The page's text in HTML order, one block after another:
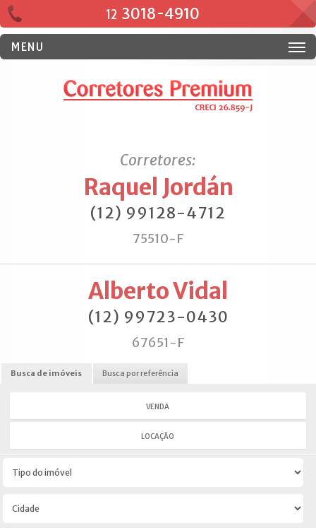
12 3018-4910
MENU
Corretores:
Raquel Jordán
(12) 99128-4712
75510-F
Alberto Vidal
(12) 99723-0430
67651-F
Busca de imóveis Busca por referência
VENDA
LOCAÇÃO